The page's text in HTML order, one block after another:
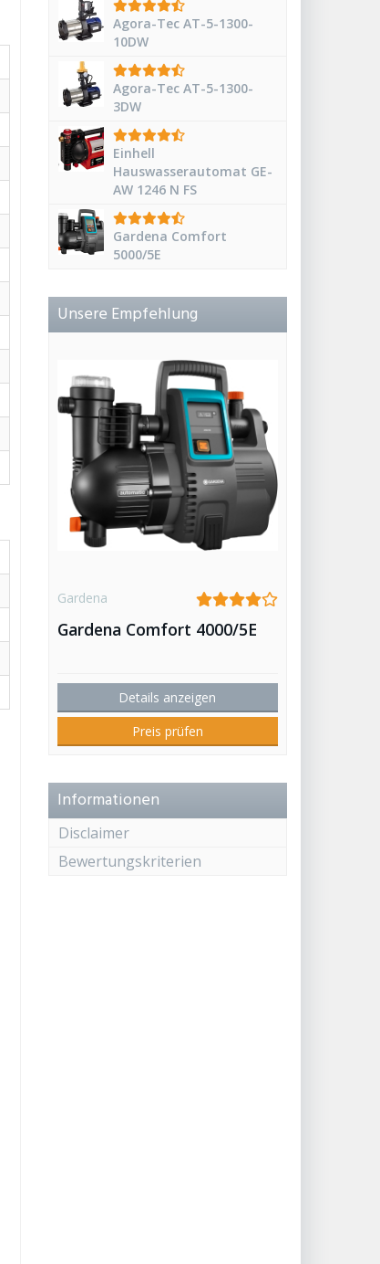
Agora-Tec AT-5-1300-
10DW
Agora-Tec AT-5-1300-
3DW
Einhell
Hauswasserautomat GE-
AW 1246 N FS
Gardena Comfort
5000/5E
Unsere Empfehlung
Gardena
Gardena Comfort 4000/5E
Details anzeigen
Preis prüfen
Informationen
Disclaimer
Bewertungskriterien